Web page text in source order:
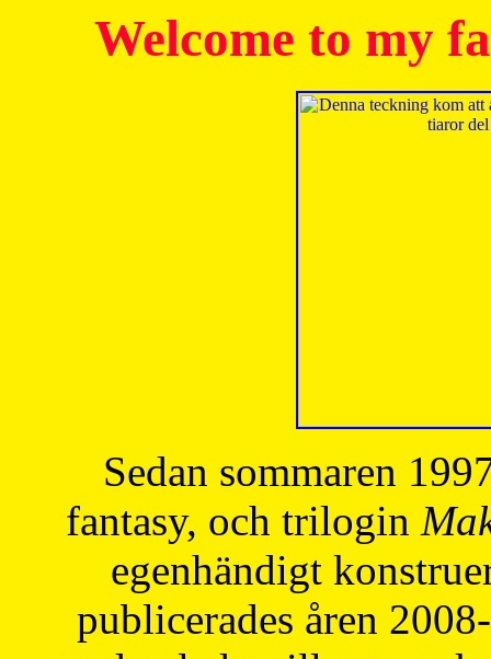
Welcome to my
Sedan sommaren
fantasy, och trilogin
egenhändigt
publicerades åren